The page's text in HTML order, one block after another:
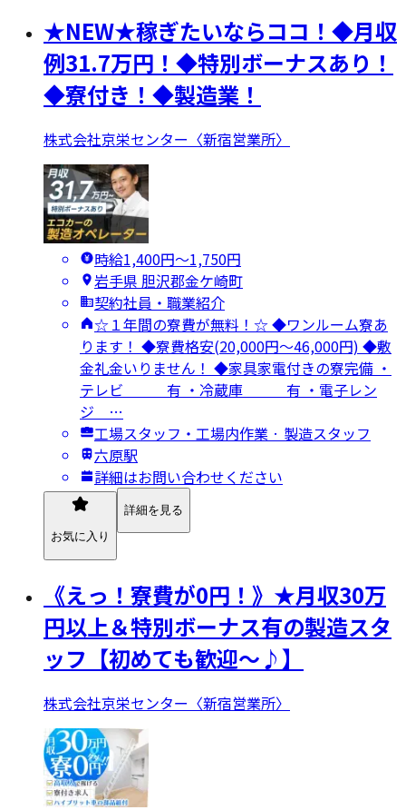
★NEW★稼ぎたいならココ！◆月収
例31.7万円！◆特別ボーナスあり！
◆寮付き！◆製造業！
株式会社京栄センター〈新宿営業所〉
時給1,400円〜1,750円
岩手県 胆沢郡金ケ崎町
契約社員・職業紹介
☆１年間の寮費が無料！☆ ◆ワンルーム寮あ
ります！ ◆寮費格安(20,000円～46,000円) ◆敷
金礼金いりません！ ◆家具家電付きの寮完備 ・
テレビ 有 ・冷蔵庫 有 ・電子レン
ジ …
工場スタッフ・工場内作業 · 製造スタッフ
六原駅
詳細はお問い合わせください
お気に入り
詳細を見る
《えっ！寮費が0円！》★月収30万
円以上＆特別ボーナス有の製造スタ
ッフ【初めても歓迎～♪】
株式会社京栄センター〈新宿営業所〉